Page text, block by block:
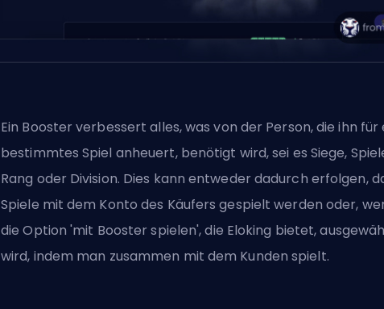
Ein Booster verbessert alles, was von der Person, die ihn für
bestimmtes Spiel anheuert, benötigt wird, sei es Siege,
Rang oder Division. Dies kann entweder dadurch erfolgen,
Spiele mit dem Konto des Käufers gespielt werden oder,
die Option 'mit Booster spielen', die Eloking bietet,
wird, indem man zusammen mit dem Kunden spielt.